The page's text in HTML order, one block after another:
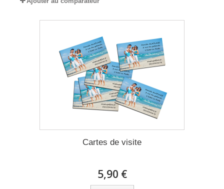
Cartes de visite
5,90 €